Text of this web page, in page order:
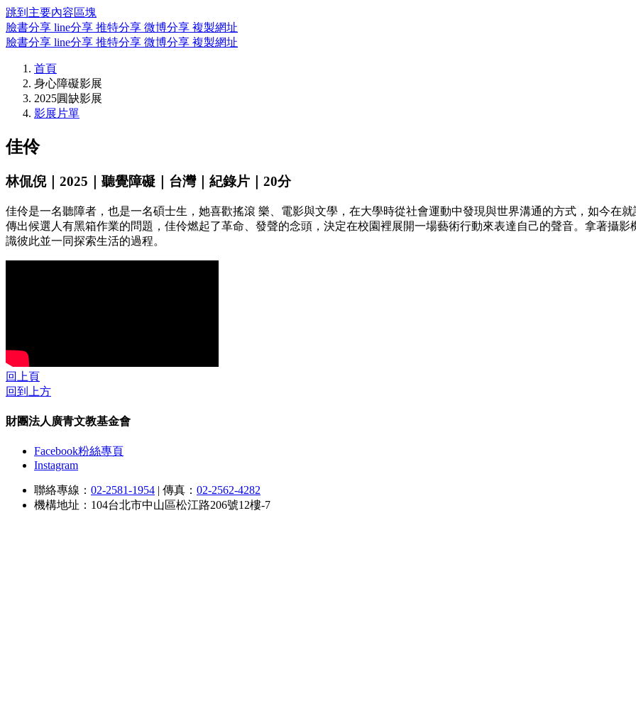
跳到主要內容區塊
臉書分享 line分享 推特分享 微博分享 複製網址
臉書分享 line分享 推特分享 微博分享 複製網址
首頁
身心障礙影展
2025圓缺影展
影展片單
佳伶
林侃倪｜2025｜聽覺障礙｜台灣｜紀錄片｜20分
佳伶是一名聽障者，也是一名碩士生，她喜歡搖滾 樂、電影與文學，在大學時從社會運動中發現與世界溝通的方式，如今在
傳出候選人有黑箱作業的問題，佳伶燃起了革命、發聲的念頭，決定在校園裡展開一場藝術行動來表達自己的聲音。拿著攝
識彼此並一同探索生活的過程。
回上頁
回到上方
財團法人廣青文教基金會
Facebook粉絲專頁
Instagram
聯絡專線： 02-2581-1954 | 傳真： 02-2562-4282
機構地址：104台北市中山區松江路206號12樓-7